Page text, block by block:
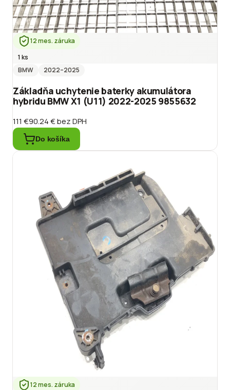
12 mes. záruka
1 ks
BMW
2022–2025
Základňa uchytenie baterky akumulátora
hybridu BMW X1 (U11) 2022-2025 9855632
111 €90.24 €bez DPH
Do košíka
12 mes. záruka